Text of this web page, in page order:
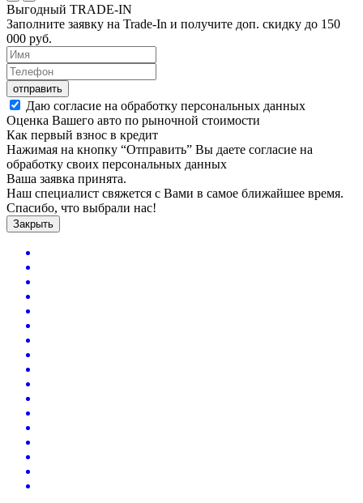
Выгодный TRADE-IN
Заполните заявку на Trade-In и получите доп. скидку до 150
000 руб.
отправить
Даю согласие на обработку персональных данных
Оценка Вашего авто по рыночной стоимости
Как первый взнос в кредит
Нажимая на кнопку “Отправить” Вы даете согласие на
обработку своих персональных данных
Ваша заявка принята.
Наш специалист свяжется с Вами в самое ближайшее время.
Спасибо, что выбрали нас!
Закрыть